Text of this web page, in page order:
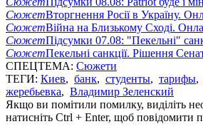
СюжетВторгнення Росії в Україну.
СюжетВійна на Близькому Сході.
СюжетПідсумки 07.08: "Пекельні"
СюжетПекельні санкції. Рішення
СПЕЦТЕМА: Сюжети
ТЕГИ: Киев, банк, студенты, тарифы,
жеребьевка, Владимир Зеленский
Якщо ви помітили помилку, виділіть
натисніть Ctrl + Enter, щоб повідомити